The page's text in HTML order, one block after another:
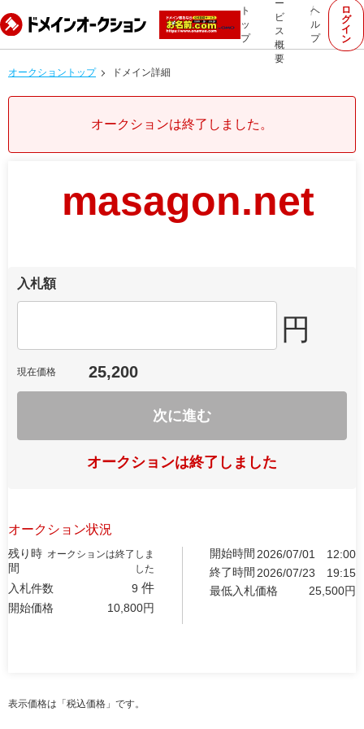
ト
ッ
プ
ー
ビ
ス
概
要
ヘ
ル
プ
ロ
グ
イ
ン
オークショントップ ドメイン詳細
オークションは終了しました。
masagon.net
入札額
円
現在価格 25,200
次に進む
オークションは終了しました
オークション状況
残り時
間
オークションは終了しま
した
入札件数 9 件
開始価格 10,800円
開始時間 2026/07/01
12:00
終了時間 2026/07/23
19:15
最低入札価格
25,500円
表示価格は「税込価格」です。